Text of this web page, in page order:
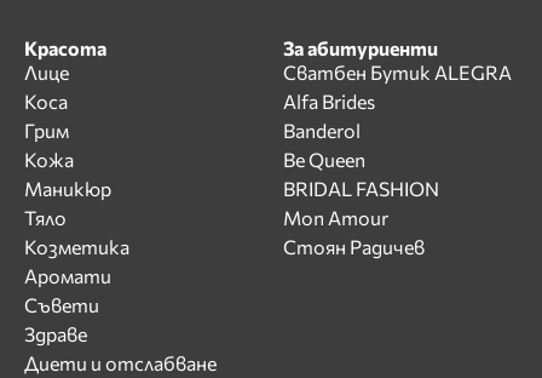
Красота
Лице
Коса
Грим
Кожа
Маникюр
Тяло
Козметика
Аромати
Съвети
Здраве
Диети и отслабване
За абитуриенти
Сватбен Бутик ALEGRA
Alfa Brides
Banderol
Be Queen
BRIDAL FASHION
Mon Amour
Стоян Радичев